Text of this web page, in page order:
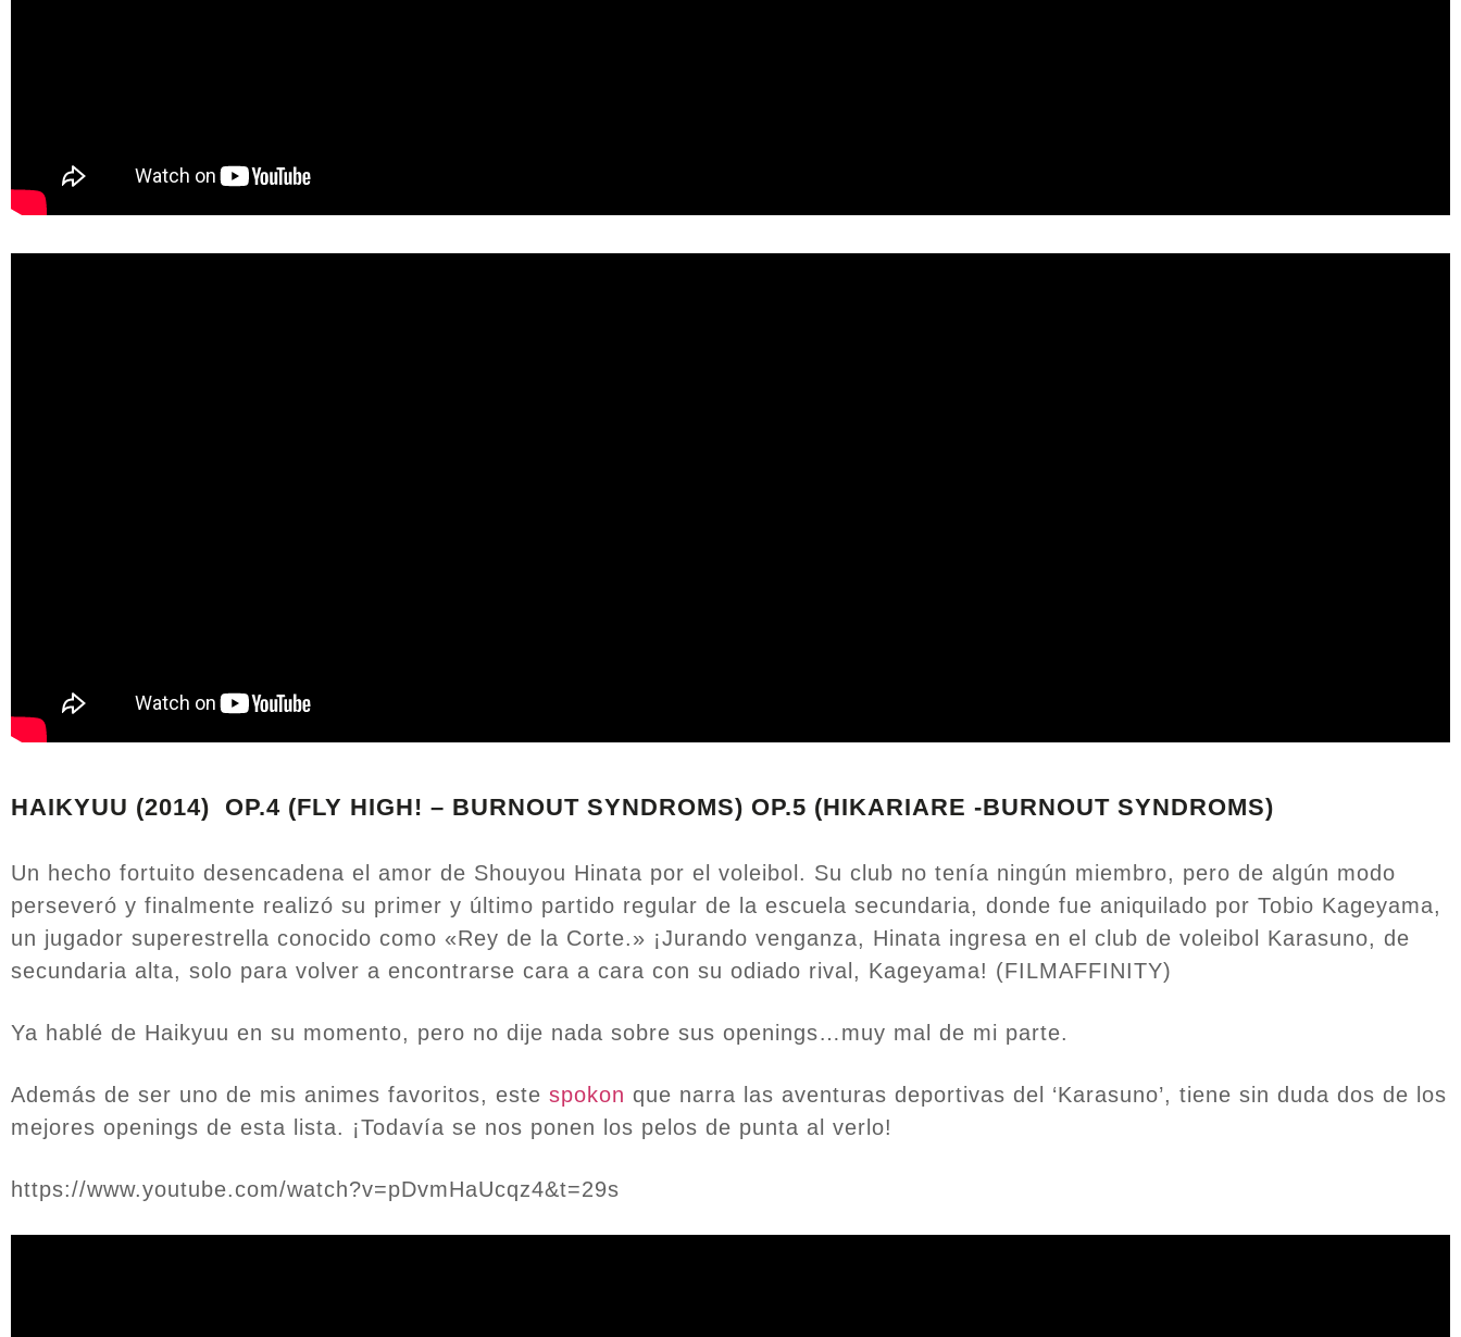
HAIKYUU (2014) OP.4 (FLY HIGH! – BURNOUT SYNDROMS) OP.5 (HIKARIARE -BURNOUT SYNDROMS)
Un hecho fortuito desencadena el amor de Shouyou Hinata por el voleibol. Su club no tenía ningún miembro, pero de algún modo
perseveró y finalmente realizó su primer y último partido regular de la escuela secundaria, donde fue aniquilado por Tobio Kageyama,
un jugador superestrella conocido como «Rey de la Corte.» ¡Jurando venganza, Hinata ingresa en el club de voleibol Karasuno, de
secundaria alta, solo para volver a encontrarse cara a cara con su odiado rival, Kageyama! (FILMAFFINITY)
Ya hablé de Haikyuu en su momento, pero no dije nada sobre sus openings…muy mal de mi parte.
Además de ser uno de mis animes favoritos, este spokon que narra las aventuras deportivas del ‘Karasuno’, tiene sin duda dos de los
mejores openings de esta lista. ¡Todavía se nos ponen los pelos de punta al verlo!
https://www.youtube.com/watch?v=pDvmHaUcqz4&t=29s